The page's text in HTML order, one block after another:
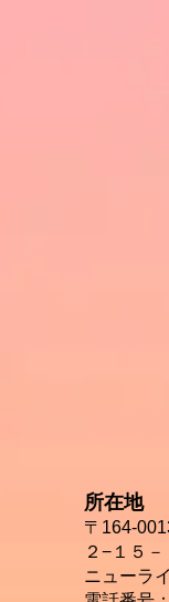
所在地
〒164-
２−１５－
ニューラ